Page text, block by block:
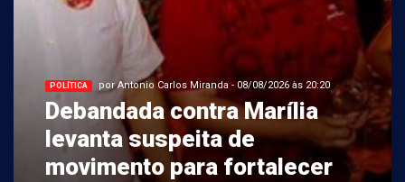
POLÍTICA por Antonio Carlos Miranda - 08/08/2026 às 20:20
Debandada contra Marília
levanta suspeita de
movimento para fortalecer